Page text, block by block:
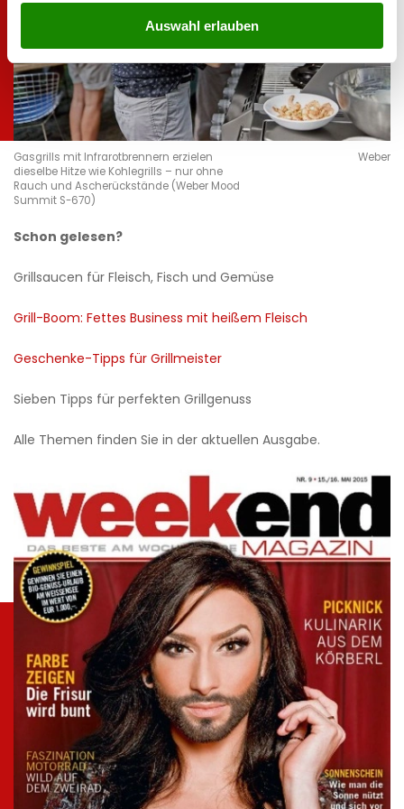
Auswahl erlauben
Gasgrills mit Infrarotbrennern erzielen
dieselbe Hitze wie Kohlegrills – nur ohne
Rauch und Ascherückstände (Weber Mood
Summit S-670)
Weber
Schon gelesen?
Grillsaucen für Fleisch, Fisch und Gemüse
Grill-Boom: Fettes Business mit heißem Fleisch
Geschenke-Tipps für Grillmeister
Sieben Tipps für perfekten Grillgenuss
Alle Themen finden Sie in der aktuellen Ausgabe.